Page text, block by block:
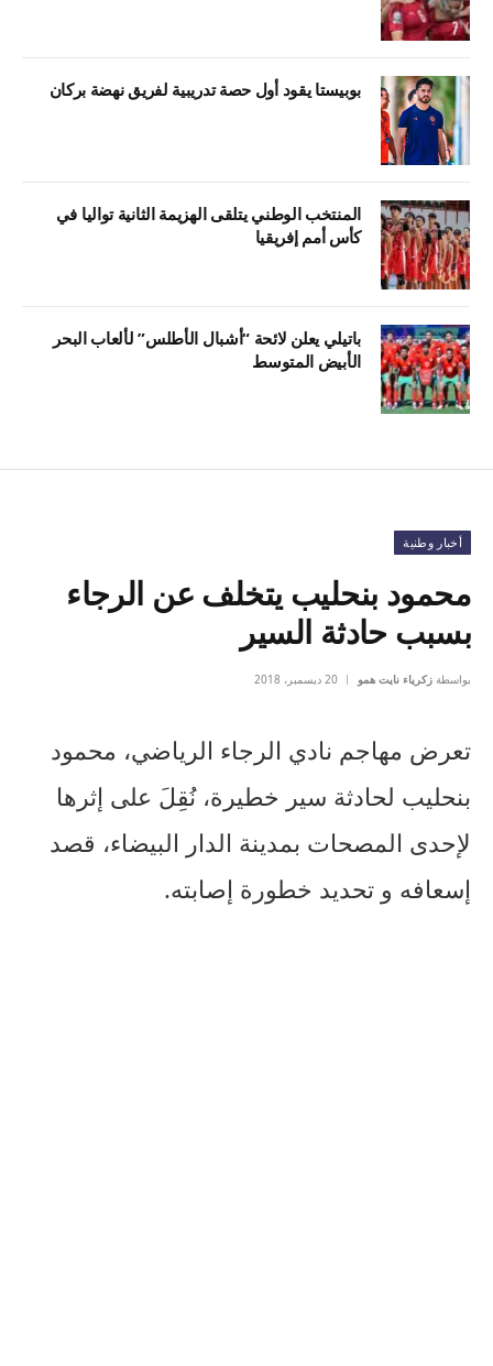
بوبيستا يقود أول حصة تدريبية لفريق نهضة بركان
المنتخب الوطني يتلقى الهزيمة الثانية تواليا في
كأس أمم إفريقيا
باتيلي يعلن لائحة “أشبال الأطلس” لألعاب البحر
الأبيض المتوسط
أخبار وطنية
محمود بنحليب يتخلف عن الرجاء
بسبب حادثة السير
بواسطة زكرياء نايت همو 20 ديسمبر، 2018
تعرض مهاجم نادي الرجاء الرياضي، محمود
بنحليب لحادثة سير خطيرة، نُقِلَ على إثرها
لإحدى المصحات بمدينة الدار البيضاء، قصد
إسعافه و تحديد خطورة إصابته.